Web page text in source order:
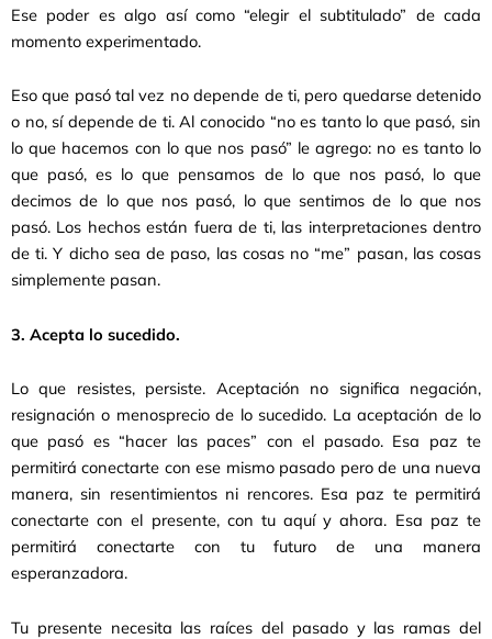
Ese poder es algo así como “elegir el subtitulado” de cada
momento experimentado.
Eso que pasó tal vez no depende de ti, pero quedarse detenido
o no, sí depende de ti. Al conocido “no es tanto lo que pasó, sin
lo que hacemos con lo que nos pasó” le agrego: no es tanto lo
que pasó, es lo que pensamos de lo que nos pasó, lo que
decimos de lo que nos pasó, lo que sentimos de lo que nos
pasó. Los hechos están fuera de ti, las interpretaciones dentro
de ti. Y dicho sea de paso, las cosas no “me” pasan, las cosas
simplemente pasan.
3. Acepta lo sucedido.
Lo que resistes, persiste. Aceptación no significa negación,
resignación o menosprecio de lo sucedido. La aceptación de lo
que pasó es “hacer las paces” con el pasado. Esa paz te
permitirá conectarte con ese mismo pasado pero de una nueva
manera, sin resentimientos ni rencores. Esa paz te permitirá
conectarte con el presente, con tu aquí y ahora. Esa paz te
permitirá conectarte con tu futuro de una manera
esperanzadora.
Tu presente necesita las raíces del pasado y las ramas del